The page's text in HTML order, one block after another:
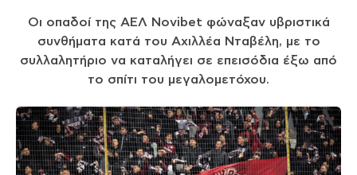
Οι οπαδοί της ΑΕΛ Novibet φώναξαν υβριστικά
συνθήματα κατά του Αχιλλέα Νταβέλη, με το
συλλαλητήριο να καταλήγει σε επεισόδια έξω από
το σπίτι του μεγαλομετόχου.